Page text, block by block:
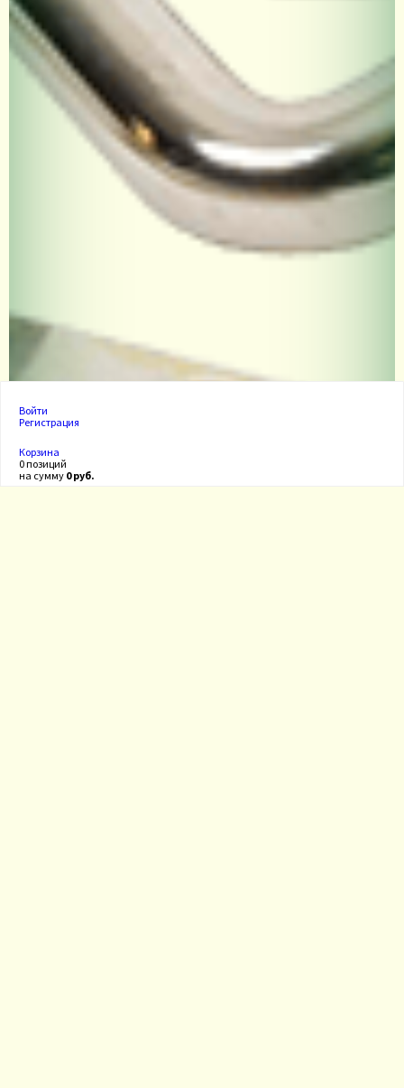
Войти
Регистрация
Корзина
0 позиций
на сумму 0 руб.